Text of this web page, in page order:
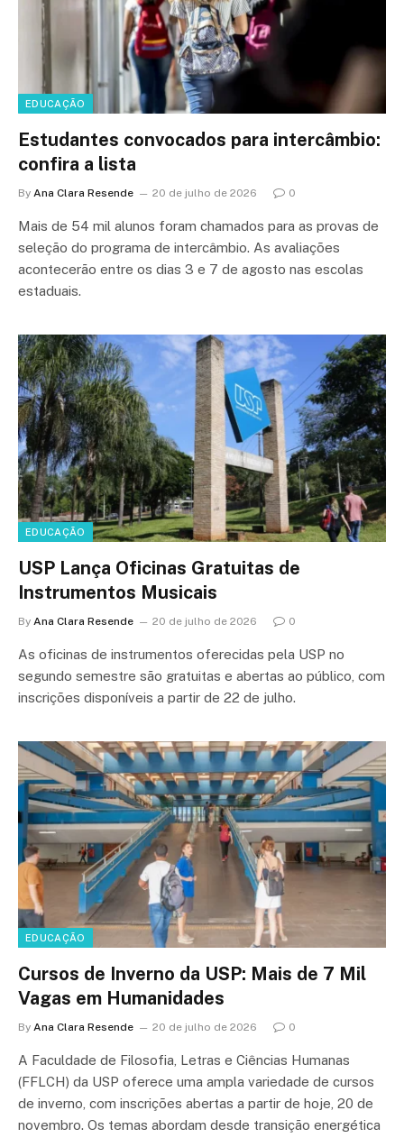
EDUCAÇÃO
Estudantes convocados para intercâmbio:
confira a lista
By Ana Clara Resende 20 de julho de 2026 0
Mais de 54 mil alunos foram chamados para as provas de
seleção do programa de intercâmbio. As avaliações
acontecerão entre os dias 3 e 7 de agosto nas escolas
estaduais.
EDUCAÇÃO
USP Lança Oficinas Gratuitas de
Instrumentos Musicais
By Ana Clara Resende 20 de julho de 2026 0
As oficinas de instrumentos oferecidas pela USP no
segundo semestre são gratuitas e abertas ao público, com
inscrições disponíveis a partir de 22 de julho.
EDUCAÇÃO
Cursos de Inverno da USP: Mais de 7 Mil
Vagas em Humanidades
By Ana Clara Resende 20 de julho de 2026 0
A Faculdade de Filosofia, Letras e Ciências Humanas
(FFLCH) da USP oferece uma ampla variedade de cursos
de inverno, com inscrições abertas a partir de hoje, 20 de
novembro. Os temas abordam desde transição energética